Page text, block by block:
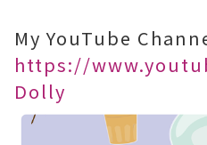
My YouTube
https://
Dolly